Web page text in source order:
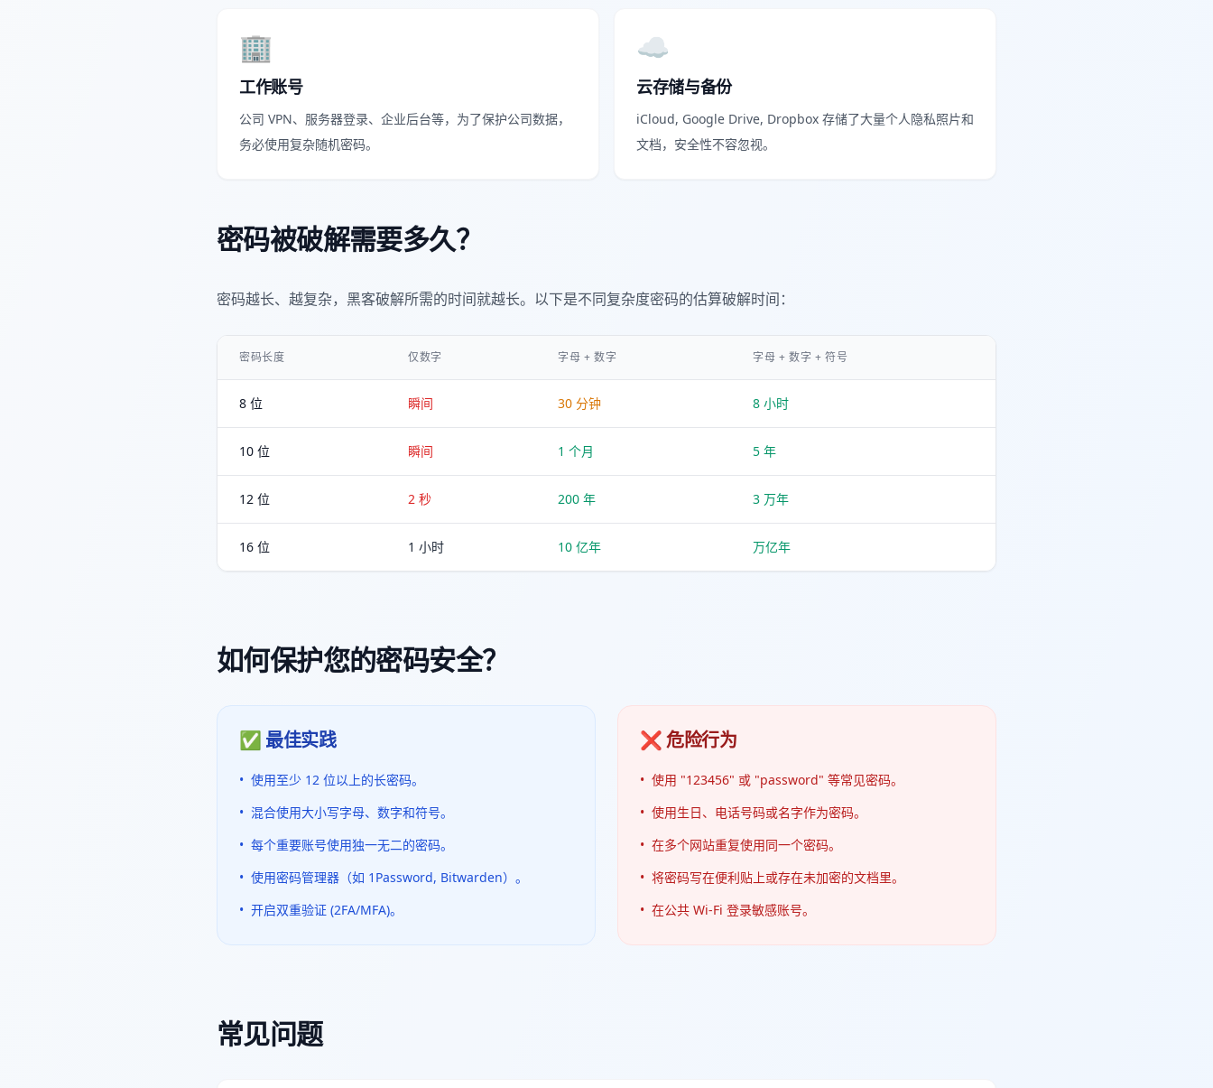
🏢
工作账号
公司 VPN、服务器登录、企业后台等，为了保护公司数据，
务必使用复杂随机密码。
☁️
云存储与备份
iCloud, Google Drive, Dropbox 存储了大量个人隐私照片和
文档，安全性不容忽视。
密码被破解需要多久？
密码越长、越复杂，黑客破解所需的时间就越长。以下是不同复杂度密码的估算破解时间：
密码长度 仅数字 字母 + 数字 字母 + 数字 + 符号
8 位 瞬间 30 分钟 8 小时
10 位 瞬间 1 个月 5 年
12 位 2 秒 200 年 3 万年
16 位 1 小时 10 亿年 万亿年
如何保护您的密码安全？
✅ 最佳实践
• 使用至少 12 位以上的长密码。
• 混合使用大小写字母、数字和符号。
• 每个重要账号使用独一无二的密码。
• 使用密码管理器（如 1Password, Bitwarden）。
• 开启双重验证 (2FA/MFA)。
❌ 危险行为
• 使用 "123456" 或 "password" 等常见密码。
• 使用生日、电话号码或名字作为密码。
• 在多个网站重复使用同一个密码。
• 将密码写在便利贴上或存在未加密的文档里。
• 在公共 Wi-Fi 登录敏感账号。
常见问题